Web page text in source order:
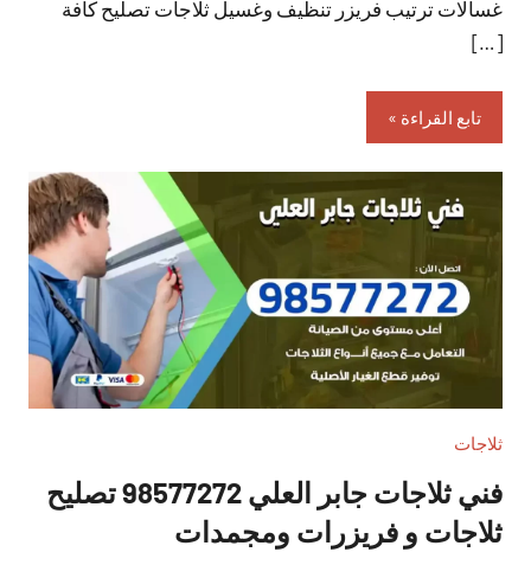
غسالات ترتيب فريزر تنظيف وغسيل ثلاجات تصليح كافة
[…]
تابع القراءة
ثلاجات
فني ثلاجات جابر العلي 98577272 تصليح
ثلاجات و فريزرات ومجمدات